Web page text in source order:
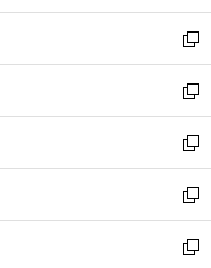
開
く
ウ
で
開
く
ン
ド
ウ
で
開
く
ウ
ィ
ン
ド
ウ
で
開
く
新
し
い
ウ
ィ
ン
ド
ウ
で
新
し
い
ウ
ィ
ン
ド
新
し
い
ウ
ィ
新
し
い
新